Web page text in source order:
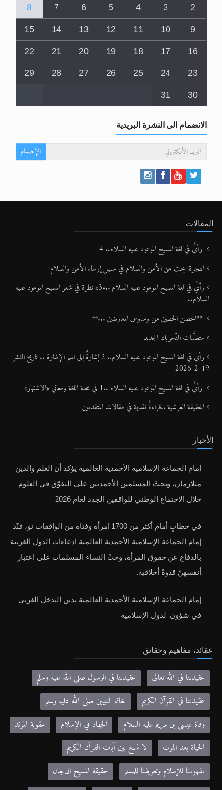
2
3
4
5
6
7
8
9
10
11
12
13
14
15
16
17
18
19
20
21
22
23
24
25
26
27
28
29
30
31
الانضمام الى النشرة البريدية
الإنضمام
المقالات
رأيٌ في لغة المسيح الموعود عليه السلام.. 4
الهجرة: بحث عن الأمن والسلام في سبيل إرساء الأمن والسلام
رأيٌ في لغة المسيح الموعود عليه السلام ..«3» نظرة في شعر المسيح الموعود عليه
السلام..
**الحصن الحصين من وساوس المعارضين ...**
متطلَّبات التّحريك الجديد
رأي في لغة المسيح الموعود عليه السلام.. 2 إشارةٌ إلى اسم الإشارة .. تاريخ النشر:
19-2-2026
رأيٌ في لغة المسيح الموعود عليه السلام ..1 في محنة اللغة ومعاني «الاشتهار»
الحقيقة العرشية ..قراءةٌ نقدية في مقالات المتقدمين
الأخبار
إمام الجماعة الإسلامية الأحمدية العالمية يؤكد أن العلم والدين
متلازمان، ويحثّ المسلمين الأحمديين على التفوّق في العلوم
خلال الاجتماع الوطني للواقفين الجدد لعام 2026
في خطابٍ أمام أكثر من 1700 امرأة وفتاة من الواقفات نو، فنّد
إمام الجماعة الإسلامية الأحمدية العالمية ادعاءات الدول الغربية
بالدفاع عن حقوق المرأة، وحثّ النساء المسلمات على اعتبار
أنفسهنّ قدوةً أخلاقية.
إمام الجماعة الإسلامية الأحمدية العالمية يدين التدخل الغربي
في شؤون الدول الإسلامية
عقائد، مفاهيم وحقائق
عقيدتنا في الله تعالى
عقيدتنا في الرسول صلى الله عليه وسلم
عقيدتنا في القرآن الكريم
خاتم النبيين صلى الله عليه وسلم
وفاة عيسى بن مريم عليه السلام
الجهاد في الإسلام
عقوبة المرتد
الحياة بعد الموت
لا نسخ بين آيات القرآن الكريم
مفهومنا للإسلام وتعريفنا للمسلم
حقيقة المسيح الدجال